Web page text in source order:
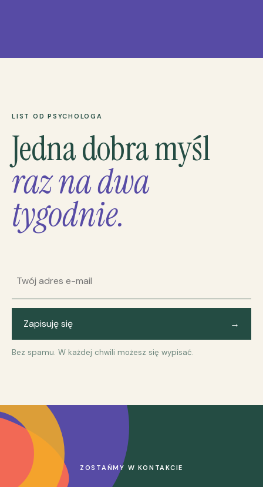
LIST OD PSYCHOLOGA
Jedna dobra myśl
raz na dwa
tygodnie.
Zapisuję się →
Bez spamu. W każdej chwili możesz się wypisać.
ZOSTAŃMY W KONTAKCIE